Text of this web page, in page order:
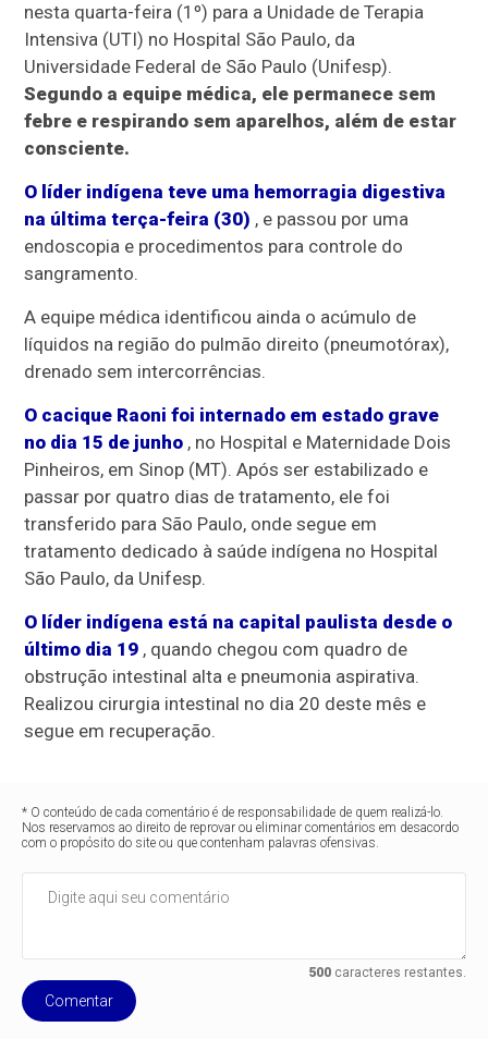
nesta quarta-feira (1º) para a Unidade de Terapia
Intensiva (UTI) no Hospital São Paulo, da
Universidade Federal de São Paulo (Unifesp).
Segundo a equipe médica, ele permanece sem
febre e respirando sem aparelhos, além de estar
consciente.
O líder indígena teve uma hemorragia digestiva
na última terça-feira (30) , e passou por uma
endoscopia e procedimentos para controle do
sangramento.
A equipe médica identificou ainda o acúmulo de
líquidos na região do pulmão direito (pneumotórax),
drenado sem intercorrências.
O cacique Raoni foi internado em estado grave
no dia 15 de junho , no Hospital e Maternidade Dois
Pinheiros, em Sinop (MT). Após ser estabilizado e
passar por quatro dias de tratamento, ele foi
transferido para São Paulo, onde segue em
tratamento dedicado à saúde indígena no Hospital
São Paulo, da Unifesp.
O líder indígena está na capital paulista desde o
último dia 19 , quando chegou com quadro de
obstrução intestinal alta e pneumonia aspirativa.
Realizou cirurgia intestinal no dia 20 deste mês e
segue em recuperação.
* O conteúdo de cada comentário é de responsabilidade de quem realizá-lo.
Nos reservamos ao direito de reprovar ou eliminar comentários em desacordo
com o propósito do site ou que contenham palavras ofensivas.
500caracteres restantes.
Comentar